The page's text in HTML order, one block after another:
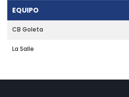
EQUIPO
CB Goleta
La Salle